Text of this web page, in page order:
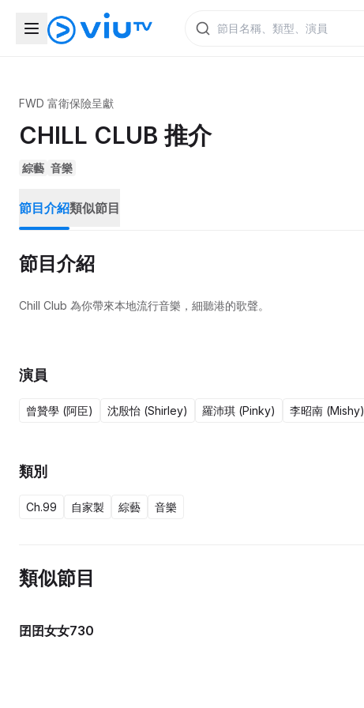
FWD 富衛保險呈獻
CHILL CLUB 推介
綜藝 音樂
節目介紹類似節目
節目介紹
Chill Club 為你帶來本地流行音樂，細聽港的歌聲。
演員
曾贊學 (阿臣) 沈殷怡 (Shirley) 羅沛琪 (Pinky) 李昭南 (Mishy)
類別
Ch.99 自家製 綜藝 音樂
類似節目
囝囝女女730